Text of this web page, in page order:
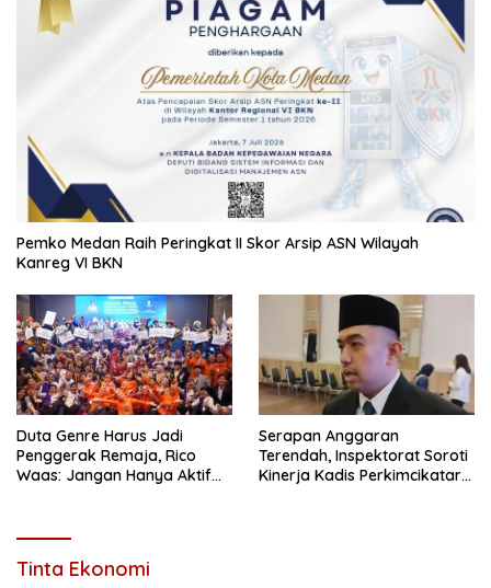
Pemko Medan Raih Peringkat II Skor Arsip ASN Wilayah
Kanreg VI BKN
Duta Genre Harus Jadi
Penggerak Remaja, Rico
Waas: Jangan Hanya Aktif
Serapan Anggaran
Terendah, Inspektorat Soroti
Kinerja Kadis Perkimcikataru
Tinta Ekonomi